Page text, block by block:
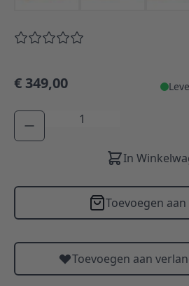
€ 349,00
Aantal
In
Toevoegen
Toevoegen aan